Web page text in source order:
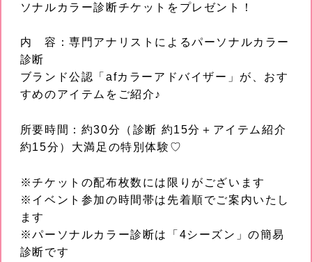
ソナルカラー診断チケットをプレゼント！
内 容：専門アナリストによるパーソナルカラー
診断
ブランド公認「afカラーアドバイザー」が、おす
すめのアイテムをご紹介♪
所要時間：約30分（診断 約15分＋アイテム紹介
約15分）大満足の特別体験♡
※チケットの配布枚数には限りがございます
※イベント参加の時間帯は先着順でご案内いたし
ます
※パーソナルカラー診断は「4シーズン」の簡易
診断です